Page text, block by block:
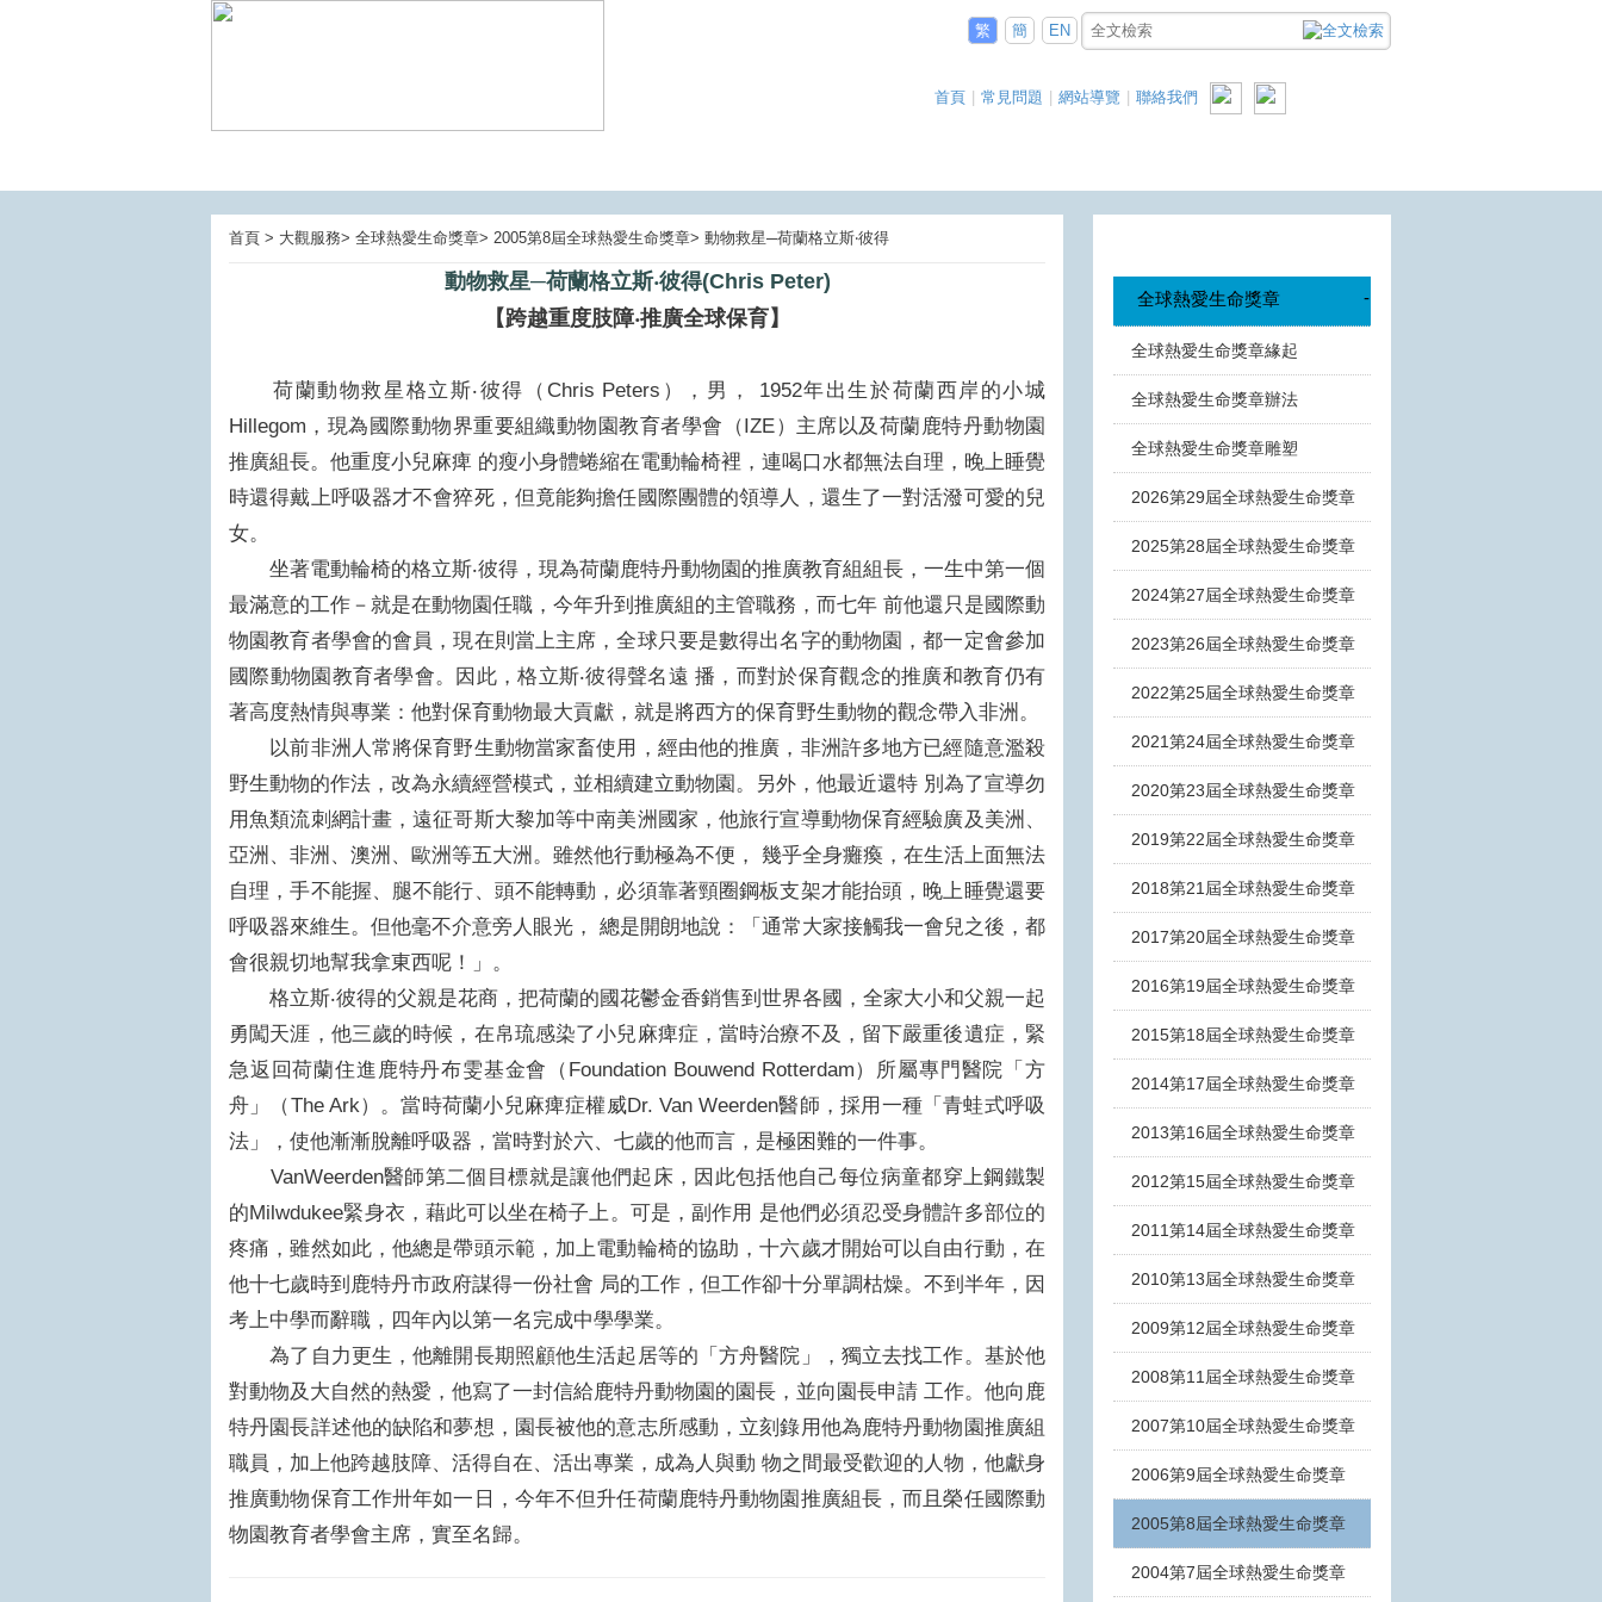
繁 簡 EN
首頁 常見問題 網站導覽 聯絡我們
首頁 > 大觀服務> 全球熱愛生命獎章> 2005第8屆全球熱愛生命獎章> 動物救星─荷蘭格立斯‧彼得
動物救星─荷蘭格立斯‧彼得(Chris Peter)
【跨越重度肢障‧推廣全球保育】
荷蘭動物救星格立斯‧彼得（Chris Peters），男， 1952年出生於荷蘭西岸的小城
Hillegom，現為國際動物界重要組織動物園教育者學會（IZE）主席以及荷蘭鹿特丹動物園
推廣組長。他重度小兒麻痺 的瘦小身體蜷縮在電動輪椅裡，連喝口水都無法自理，晚上睡覺
時還得戴上呼吸器才不會猝死，但竟能夠擔任國際團體的領導人，還生了一對活潑可愛的兒
女。
坐著電動輪椅的格立斯‧彼得，現為荷蘭鹿特丹動物園的推廣教育組組長，一生中第一個
最滿意的工作－就是在動物園任職，今年升到推廣組的主管職務，而七年 前他還只是國際動
物園教育者學會的會員，現在則當上主席，全球只要是數得出名字的動物園，都一定會參加
國際動物園教育者學會。因此，格立斯‧彼得聲名遠 播，而對於保育觀念的推廣和教育仍有
著高度熱情與專業：他對保育動物最大貢獻，就是將西方的保育野生動物的觀念帶入非洲。
以前非洲人常將保育野生動物當家畜使用，經由他的推廣，非洲許多地方已經隨意濫殺
野生動物的作法，改為永續經營模式，並相續建立動物園。另外，他最近還特 別為了宣導勿
用魚類流刺網計畫，遠征哥斯大黎加等中南美洲國家，他旅行宣導動物保育經驗廣及美洲、
亞洲、非洲、澳洲、歐洲等五大洲。雖然他行動極為不便， 幾乎全身癱瘓，在生活上面無法
自理，手不能握、腿不能行、頭不能轉動，必須靠著頸圈鋼板支架才能抬頭，晚上睡覺還要
呼吸器來維生。但他毫不介意旁人眼光， 總是開朗地說：「通常大家接觸我一會兒之後，都
會很親切地幫我拿東西呢！」。
格立斯‧彼得的父親是花商，把荷蘭的國花鬱金香銷售到世界各國，全家大小和父親一起
勇闖天涯，他三歲的時候，在帛琉感染了小兒麻痺症，當時治療不及，留下嚴重後遺症，緊
急返回荷蘭住進鹿特丹布雯基金會（Foundation Bouwend Rotterdam）所屬專門醫院「方
舟」（The Ark）。當時荷蘭小兒麻痺症權威Dr. Van Weerden醫師，採用一種「青蛙式呼吸
法」，使他漸漸脫離呼吸器，當時對於六、七歲的他而言，是極困難的一件事。
VanWeerden醫師第二個目標就是讓他們起床，因此包括他自己每位病童都穿上鋼鐵製
的Milwdukee緊身衣，藉此可以坐在椅子上。可是，副作用 是他們必須忍受身體許多部位的
疼痛，雖然如此，他總是帶頭示範，加上電動輪椅的協助，十六歲才開始可以自由行動，在
他十七歲時到鹿特丹市政府謀得一份社會 局的工作，但工作卻十分單調枯燥。不到半年，因
考上中學而辭職，四年內以第一名完成中學學業。
為了自力更生，他離開長期照顧他生活起居等的「方舟醫院」，獨立去找工作。基於他
對動物及大自然的熱愛，他寫了一封信給鹿特丹動物園的園長，並向園長申請 工作。他向鹿
特丹園長詳述他的缺陷和夢想，園長被他的意志所感動，立刻錄用他為鹿特丹動物園推廣組
職員，加上他跨越肢障、活得自在、活出專業，成為人與動 物之間最受歡迎的人物，他獻身
推廣動物保育工作卅年如一日，今年不但升任荷蘭鹿特丹動物園推廣組長，而且榮任國際動
物園教育者學會主席，實至名歸。
全球熱愛生命獎章 -
全球熱愛生命獎章緣起
全球熱愛生命獎章辦法
全球熱愛生命獎章雕塑
2026第29屆全球熱愛生命獎章
2025第28屆全球熱愛生命獎章
2024第27屆全球熱愛生命獎章
2023第26屆全球熱愛生命獎章
2022第25屆全球熱愛生命獎章
2021第24屆全球熱愛生命獎章
2020第23屆全球熱愛生命獎章
2019第22屆全球熱愛生命獎章
2018第21屆全球熱愛生命獎章
2017第20屆全球熱愛生命獎章
2016第19屆全球熱愛生命獎章
2015第18屆全球熱愛生命獎章
2014第17屆全球熱愛生命獎章
2013第16屆全球熱愛生命獎章
2012第15屆全球熱愛生命獎章
2011第14屆全球熱愛生命獎章
2010第13屆全球熱愛生命獎章
2009第12屆全球熱愛生命獎章
2008第11屆全球熱愛生命獎章
2007第10屆全球熱愛生命獎章
2006第9屆全球熱愛生命獎章
2005第8屆全球熱愛生命獎章
2004第7屆全球熱愛生命獎章